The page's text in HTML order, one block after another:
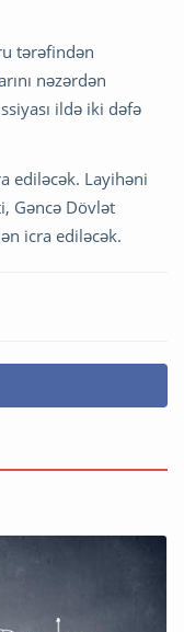
tərəfindən
nəzərdən
ildə iki dəfə
ediləcək. Layihəni
Gəncə Dövlət
icra ediləcək.